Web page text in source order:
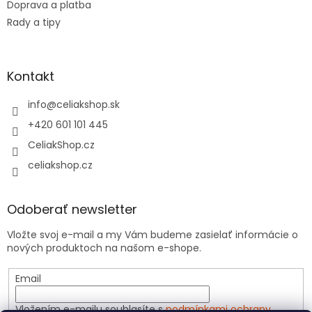
Doprava a platba
Rady a tipy
Kontakt
info@celiakshop.sk
+420 601 101 445
CeliakShop.cz
celiakshop.cz
Odoberať newsletter
Vložte svoj e-mail a my Vám budeme zasielať informácie o
nových produktoch na našom e-shope.
Email
Vložením e-mailu souhlasíte spodmínkami ochrany